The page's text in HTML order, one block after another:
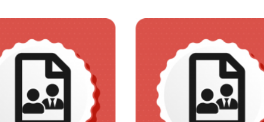
prodotto
pagina del prodotto